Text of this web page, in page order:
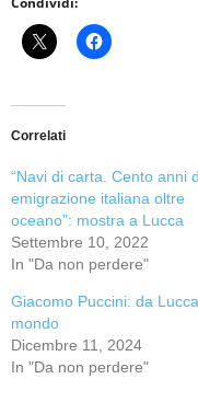
Correlati
“Navi di carta. Cento anni
emigrazione italiana oltre
oceano”: mostra a Lucca
Settembre 10, 2022
In "Da non perdere"
Giacomo Puccini: da
mondo
Dicembre 11, 2024
In "Da non perdere"